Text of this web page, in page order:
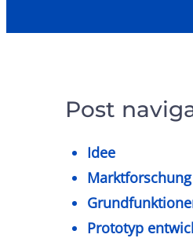
Post
Idee
Marktforschung
Prototyp